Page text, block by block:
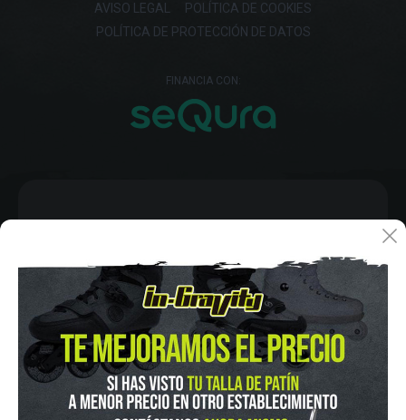
AVISO LEGAL
POLÍTICA DE COOKIES
POLÍTICA DE PROTECCIÓN DE DATOS
FINANCIA CON:
IN-GRAVITY MADRID RETIRO
Pza. Mariano de Cavia, 2
915 524 553